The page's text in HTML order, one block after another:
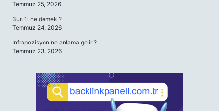
Temmuz 25, 2026
3un 1i ne demek ?
Temmuz 24, 2026
Infrapozisyon ne anlama gelir ?
Temmuz 23, 2026